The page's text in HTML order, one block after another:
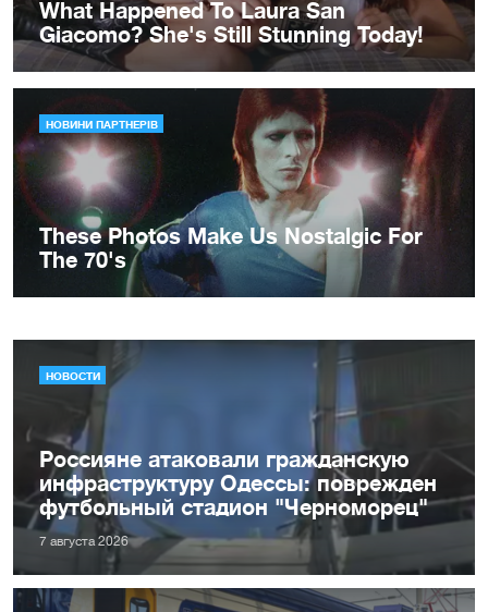
НОВОСТИ
Россияне атаковали гражданскую
инфраструктуру Одессы: поврежден
футбольный стадион "Черноморец"
7 августа 2026